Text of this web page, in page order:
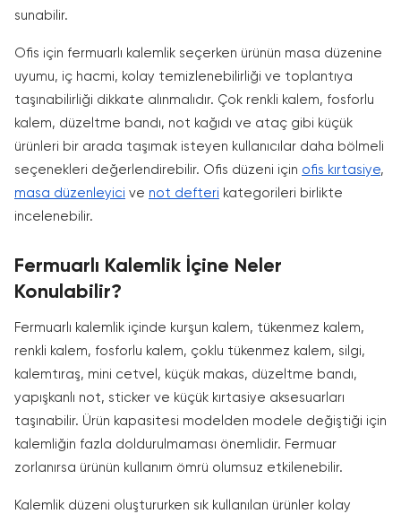
sunabilir.
Ofis için fermuarlı kalemlik seçerken ürünün masa düzenine
uyumu, iç hacmi, kolay temizlenebilirliği ve toplantıya
taşınabilirliği dikkate alınmalıdır. Çok renkli kalem, fosforlu
kalem, düzeltme bandı, not kağıdı ve ataç gibi küçük
ürünleri bir arada taşımak isteyen kullanıcılar daha bölmeli
seçenekleri değerlendirebilir. Ofis düzeni için ofis kırtasiye,
masa düzenleyici ve not defteri kategorileri birlikte
incelenebilir.
Fermuarlı Kalemlik İçine Neler
Konulabilir?
Fermuarlı kalemlik içinde kurşun kalem, tükenmez kalem,
renkli kalem, fosforlu kalem, çoklu tükenmez kalem, silgi,
kalemtıraş, mini cetvel, küçük makas, düzeltme bandı,
yapışkanlı not, sticker ve küçük kırtasiye aksesuarları
taşınabilir. Ürün kapasitesi modelden modele değiştiği için
kalemliğin fazla doldurulmaması önemlidir. Fermuar
zorlanırsa ürünün kullanım ömrü olumsuz etkilenebilir.
Kalemlik düzeni oluştururken sık kullanılan ürünler kolay